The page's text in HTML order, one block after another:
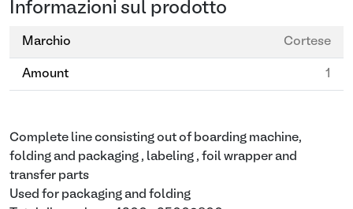
Informazioni sul prodotto
Marchio Cortese
Amount 1
Complete line consisting out of boarding machine,
folding and packaging , labeling , foil wrapper and
transfer parts
Used for packaging and folding